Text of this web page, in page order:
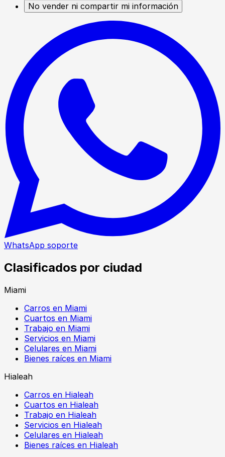
No vender ni compartir mi información
WhatsApp soporte
Clasificados por ciudad
Miami
Carros en Miami
Cuartos en Miami
Trabajo en Miami
Servicios en Miami
Celulares en Miami
Bienes raíces en Miami
Hialeah
Carros en Hialeah
Cuartos en Hialeah
Trabajo en Hialeah
Servicios en Hialeah
Celulares en Hialeah
Bienes raíces en Hialeah